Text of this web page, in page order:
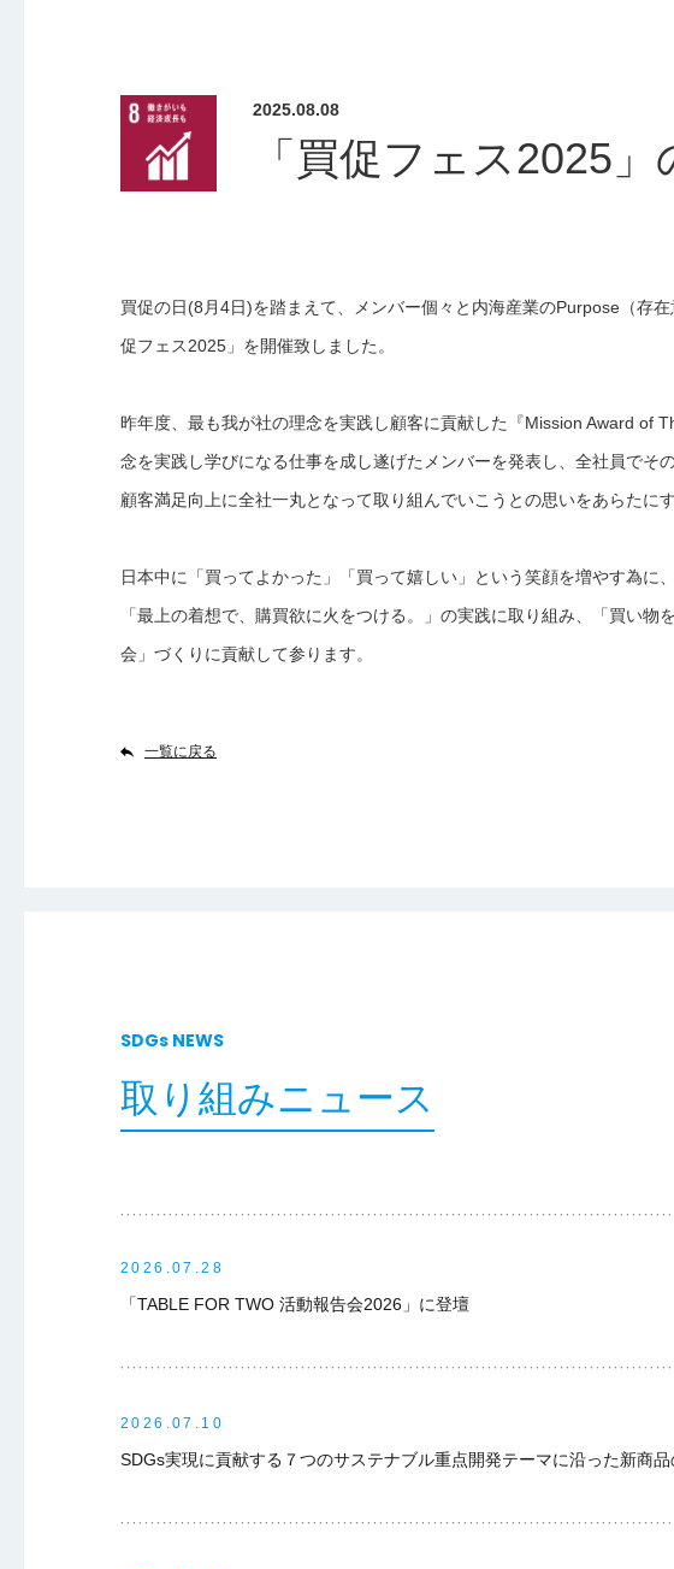
2025.08.08
「買促フェス2025」
買促の日(8月4日)を踏まえて、メンバー個々と内海産業のPurpose（存
促フェス2025」を開催致しました。
昨年度、最も我が社の理念を実践し顧客に貢献した『Mission Award of
念を実践し学びになる仕事を成し遂げたメンバーを発表し、全社員でそ
顧客満足向上に全社一丸となって取り組んでいこうとの思いをあらたに
日本中に「買ってよかった」「買って嬉しい」という笑顔を増やす為に
「最上の着想で、購買欲に火をつける。」の実践に取り組み、「買い物
会」づくりに貢献して参ります。
一覧に戻る
SDGs NEWS
取り組みニュース
2026.07.28
「TABLE FOR TWO 活動報告会2026」に登壇
2026.07.10
SDGs実現に貢献する７つのサステナブル重点開発テーマに沿った新商